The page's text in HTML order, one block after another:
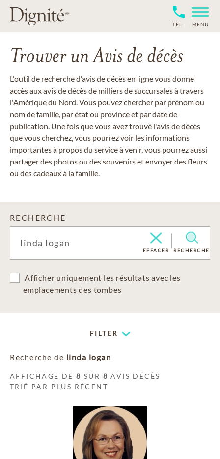
TÉL MENU
Trouver un Avis de décès
L'outil de recherche d'avis de décès en ligne vous donne
accès aux avis de décès de milliers de succursales à travers
l'Amérique du Nord. Vous pouvez chercher par prénom ou
nom de famille, par état ou province et par date de
publication. Une fois que vous avez trouvé l'avis de décès
que vous cherchez, vous pourrez voir les informations
importantes à propos du service à venir, vous pourrez aussi
partager des photos ou des souvenirs et envoyer des fleurs
ou des cadeaux à la famille.
RECHERCHE
EFFACER RECHERCHE
Afficher uniquement les résultats avec les
emplacements des tombes
FILTER
Recherche de linda logan
AFFICHAGE DE8 SUR 8 AVIS DÉCÈS
TRIÉ PAR PLUS RÉCENT